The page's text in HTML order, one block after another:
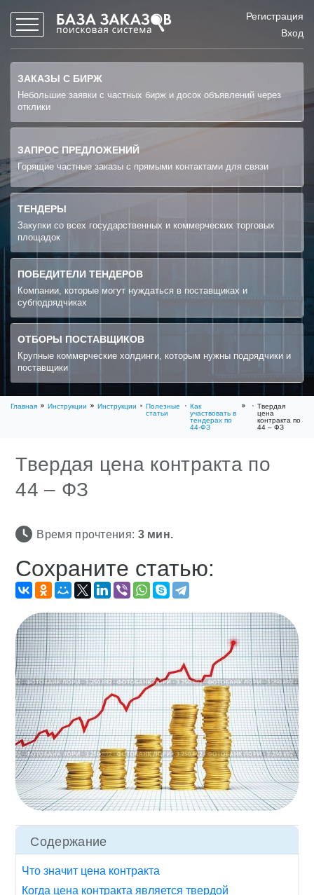
Регистрация
Вход
ЗАКАЗЫ С БИРЖ
Небольшие заявки с частных бирж и досок объявлений через
отклики
ЗАПРОС ПРЕДЛОЖЕНИЙ
Горящие частные заказы с прямыми контактами для связи
ТЕНДЕРЫ
Закупки со всех государственных и коммерческих торговых
площадок
ПОБЕДИТЕЛИ ТЕНДЕРОВ
Компании, которые могут нуждаться в поставщиках и
субподрядчиках
ОТБОРЫ ПОСТАВЩИКОВ
Крупные коммерческие холдинги, которым нужны подрядчики и
поставщики
Главная Инструкции Инструкции
Полезные
статьи
Как
участвовать в
тендерах по
44-ФЗ
Твердая
цена
контракта по
44 – ФЗ
Твердая цена контракта по
44 – ФЗ
Время прочтения: 3мин.
Сохраните статью:
Содержание
Что значит цена контракта
Когда цена контракта является твердой